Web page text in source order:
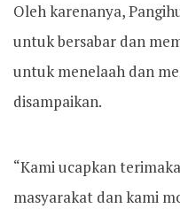
Oleh karenanya,
untuk bersabar dan
untuk menelaah dan
disampaikan.
“Kami ucapkan
masyarakat dan kami